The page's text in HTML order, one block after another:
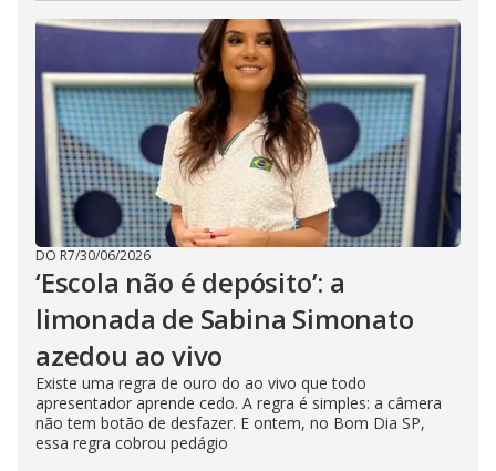
DO R7/30/06/2026
‘Escola não é depósito’: a
limonada de Sabina Simonato
azedou ao vivo
Existe uma regra de ouro do ao vivo que todo
apresentador aprende cedo. A regra é simples: a câmera
não tem botão de desfazer. E ontem, no Bom Dia SP,
essa regra cobrou pedágio